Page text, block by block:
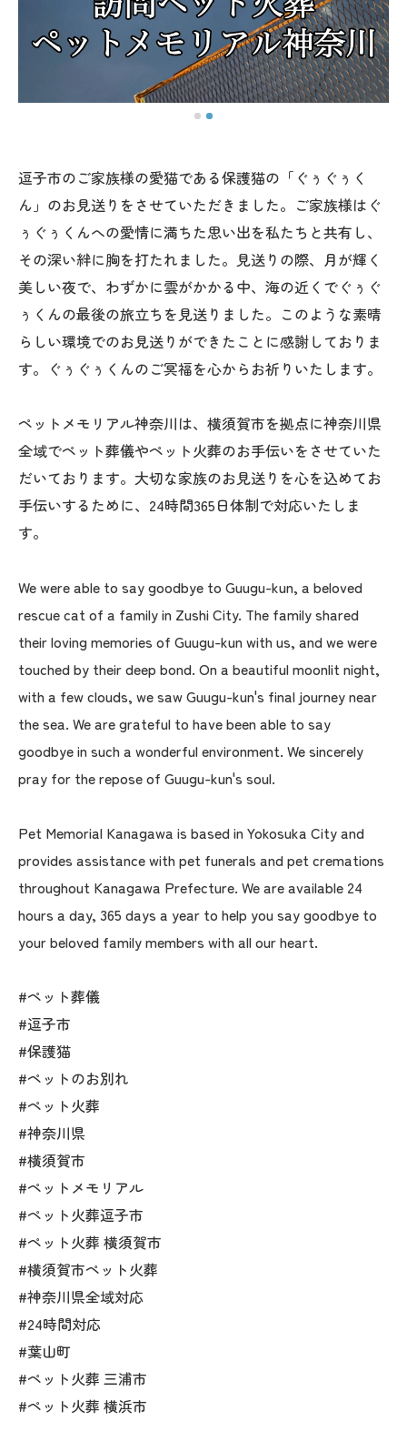
逗子市のご家族様の愛猫である保護猫の「ぐぅぐぅく
ん」のお見送りをさせていただきました。ご家族様はぐ
ぅぐぅくんへの愛情に満ちた思い出を私たちと共有し、
その深い絆に胸を打たれました。見送りの際、月が輝く
美しい夜で、わずかに雲がかかる中、海の近くでぐぅぐ
ぅくんの最後の旅立ちを見送りました。このような素晴
らしい環境でのお見送りができたことに感謝しておりま
す。ぐぅぐぅくんのご冥福を心からお祈りいたします。
ペットメモリアル神奈川は、横須賀市を拠点に神奈川県
全域でペット葬儀やペット火葬のお手伝いをさせていた
だいております。大切な家族のお見送りを心を込めてお
手伝いするために、24時間365日体制で対応いたしま
す。
We were able to say goodbye to Guugu-kun, a beloved
rescue cat of a family in Zushi City. The family shared
their loving memories of Guugu-kun with us, and we were
touched by their deep bond. On a beautiful moonlit night,
with a few clouds, we saw Guugu-kun's final journey near
the sea. We are grateful to have been able to say
goodbye in such a wonderful environment. We sincerely
pray for the repose of Guugu-kun's soul.
Pet Memorial Kanagawa is based in Yokosuka City and
provides assistance with pet funerals and pet cremations
throughout Kanagawa Prefecture. We are available 24
hours a day, 365 days a year to help you say goodbye to
your beloved family members with all our heart.
#ペット葬儀
#逗子市
#保護猫
#ペットのお別れ
#ペット火葬
#神奈川県
#横須賀市
#ペットメモリアル
#ペット火葬逗子市
#ペット火葬 横須賀市
#横須賀市ペット火葬
#神奈川県全域対応
#24時間対応
#葉山町
#ペット火葬 三浦市
#ペット火葬 横浜市